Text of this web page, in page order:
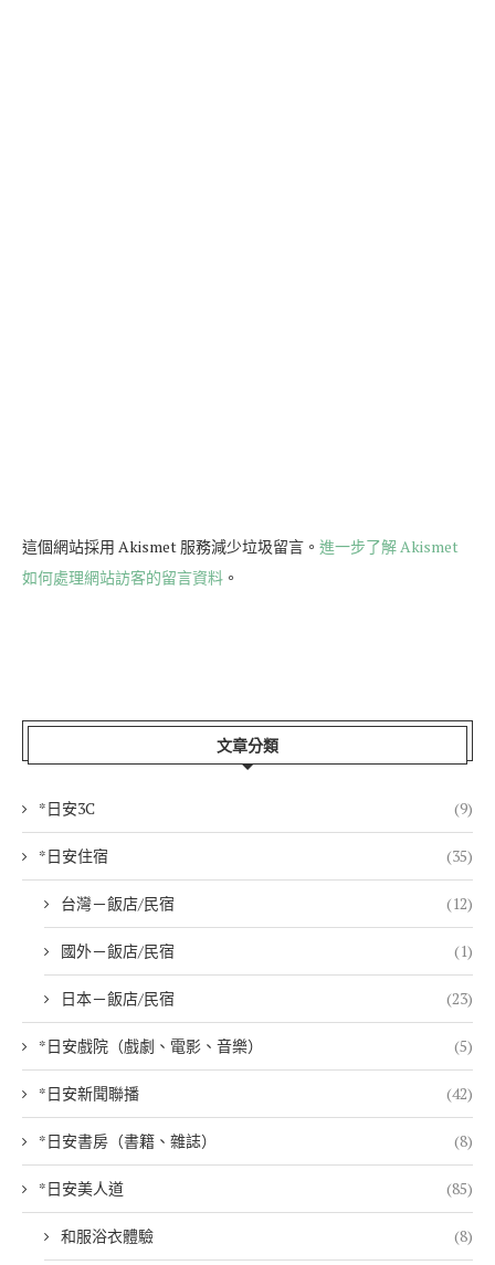
這個網站採用 Akismet 服務減少垃圾留言。 進一步了解 Akismet
如何處理網站訪客的留言資料 。
文章分類
*日安3C (9)
*日安住宿 (35)
台灣－飯店/民宿 (12)
國外－飯店/民宿 (1)
日本－飯店/民宿 (23)
*日安戲院（戲劇、電影、音樂） (5)
*日安新聞聯播 (42)
*日安書房（書籍、雜誌） (8)
*日安美人道 (85)
和服浴衣體驗 (8)